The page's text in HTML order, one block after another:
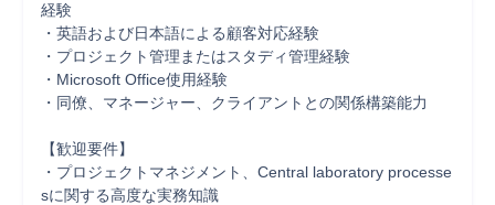
経験
・英語および日本語による顧客対応経験
・プロジェクト管理またはスタディ管理経験
・Microsoft Office使用経験
・同僚、マネージャー、クライアントとの関係構築能力
【歓迎要件】
・プロジェクトマネジメント、Central laboratory processe
sに関する高度な実務知識